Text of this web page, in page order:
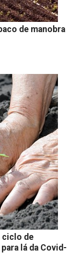
de manobra
ciclo de
lá da Covid-